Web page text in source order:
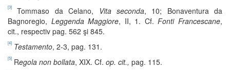
[3] Tommaso da Celano, Vita seconda, 10; Bonaventura da
Bagnoregio, Leggenda Maggiore, II, 1. Cf.Fonti Francescane,
cit., respectiv pag. 562 şi 845.
[4] Testamento, 2-3, pag. 131.
[5] Regola non bollata, XIX. Cf. op. cit., pag. 115.